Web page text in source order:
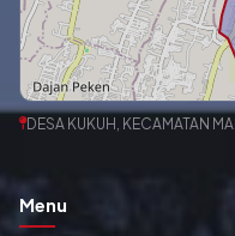
DESA KUKUH, KECAMATAN
Menu